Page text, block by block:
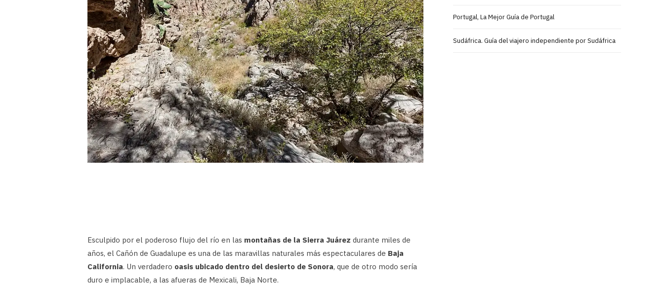
Esculpido por el poderoso flujo del río en las montañas de la Sierra Juárez durante miles de
años, el Cañón de Guadalupe es una de las maravillas naturales más espectaculares de Baja
California. Un verdadero oasis ubicado dentro del desierto de Sonora, que de otro modo sería
duro e implacable, a las afueras de Mexicali, Baja Norte.
Portugal, La Mejor Guía de Portugal
Sudáfrica. Guía del viajero independiente por Sudáfrica